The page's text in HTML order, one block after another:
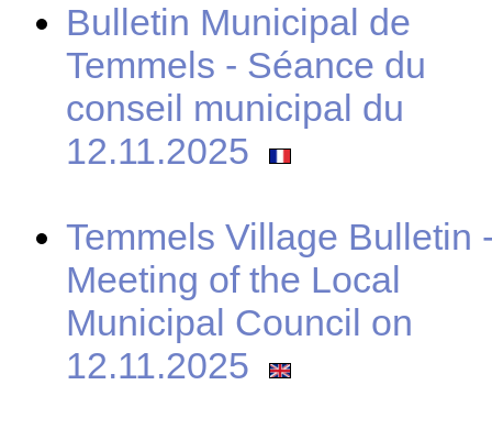
Bulletin Municipal de
Temmels - Séance du
conseil municipal du
12.11.2025
Temmels Village Bulletin
Meeting of the Local
Municipal Council on
12.11.2025